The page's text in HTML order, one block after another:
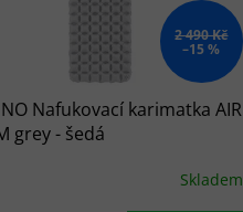
2 490 Kč
–15 %
Nafukovací karimatka AIR
grey - šedá
Skladem